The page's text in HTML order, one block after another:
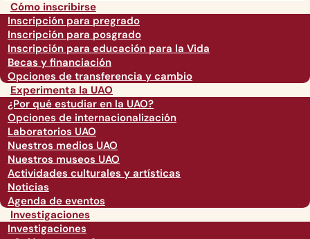
Cómo inscribirse
Inscripción para pregrado
Inscripción para posgrado
Inscripción para educación para la Vida
Becas y financiación
Opciones de transferencia y cambio
Experimenta la UAO
¿Por qué estudiar en la UAO?
Opciones de internacionalización
Laboratorios UAO
Nuestros medios UAO
Nuestros museos UAO
Actividades culturales y artísticas
Noticias
Agenda de eventos
Investigaciones
Investigaciones